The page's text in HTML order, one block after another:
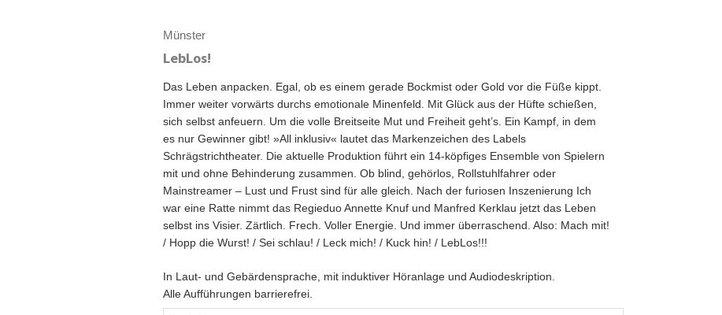
Münster
LebLos!
Das Leben anpacken. Egal, ob es einem gerade Bockmist oder Gold vor die Füße kippt.
Immer weiter vorwärts durchs emotionale Minenfeld. Mit Glück aus der Hüfte schießen,
sich selbst anfeuern. Um die volle Breitseite Mut und Freiheit geht’s. Ein Kampf, in dem
es nur Gewinner gibt! »All inklusiv« lautet das Markenzeichen des Labels
Schrägstrichtheater. Die aktuelle Produktion führt ein 14-köpfiges Ensemble von Spielern
mit und ohne Behinderung zusammen. Ob blind, gehörlos, Rollstuhlfahrer oder
Mainstreamer – Lust und Frust sind für alle gleich. Nach der furiosen Inszenierung Ich
war eine Ratte nimmt das Regieduo Annette Knuf und Manfred Kerklau jetzt das Leben
selbst ins Visier. Zärtlich. Frech. Voller Energie. Und immer überraschend. Also: Mach mit!
/ Hopp die Wurst! / Sei schlau! / Leck mich! / Kuck hin! / LebLos!!!
In Laut- und Gebärdensprache, mit induktiver Höranlage und Audiodeskription.
Alle Aufführungen barrierefrei.